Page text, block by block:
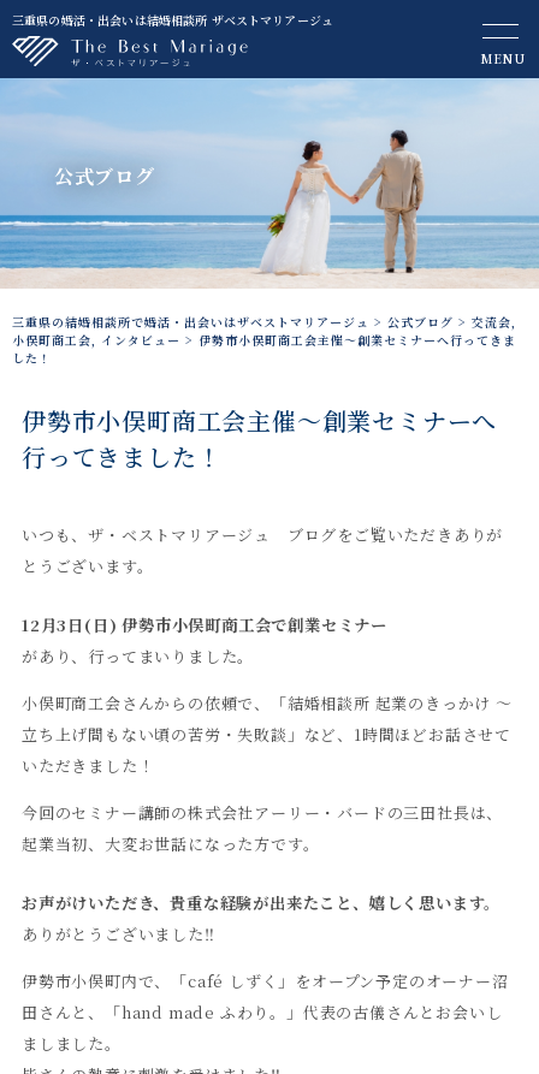
三重県の婚活・出会いは結婚相談所 ザベストマリアージュ
MENU
公式ブログ
三重県の結婚相談所で婚活・出会いはザベストマリアージュ > 公式ブログ > 交流会,
小俣町商工会, インタビュー > 伊勢市小俣町商工会主催～創業セミナーへ行ってきま
した！
伊勢市小俣町商工会主催～創業セミナーへ
行ってきました！
いつも、ザ・ベストマリアージュ ブログをご覧いただきありが
とうございます。
12月3日(日) 伊勢市小俣町商工会で創業セミナー
があり、行ってまいりました。
小俣町商工会さんからの依頼で、「結婚相談所 起業のきっかけ 〜
立ち上げ間もない頃の苦労・失敗談」など、1時間ほどお話させて
いただきました！
今回のセミナー講師の株式会社アーリー・バードの三田社長は、
起業当初、大変お世話になった方です。
お声がけいただき、貴重な経験が出来たこと、嬉しく思います。
ありがとうございました‼︎
伊勢市小俣町内で、「café しずく」をオープン予定のオーナー沼
田さんと、「hand made ふわり。」代表の古儀さんとお会いし
ましました。